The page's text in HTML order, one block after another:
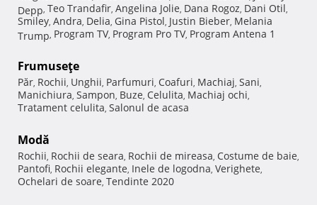
Depp, Teo Trandafir, Angelina Jolie, Dana Rogoz, Dani Otil,
Smiley, Andra, Delia, Gina Pistol, Justin Bieber, Melania
Trump, Program TV, Program Pro TV, Program Antena 1
Frumuseţe
Păr, Rochii, Unghii, Parfumuri, Coafuri, Machiaj, Sani,
Manichiura, Sampon, Buze, Celulita, Machiaj ochi,
Tratament celulita, Salonul de acasa
Modă
Rochii, Rochii de seara, Rochii de mireasa, Costume de baie,
Pantofi, Rochii elegante, Inele de logodna, Verighete,
Ochelari de soare, Tendinte 2020